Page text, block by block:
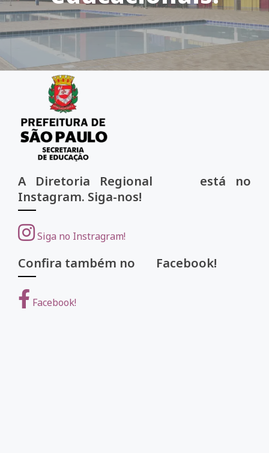
A Diretoria Regional está no
Instagram. Siga-nos!
Siga no Instragram!
Confira também no Facebook!
Facebook!